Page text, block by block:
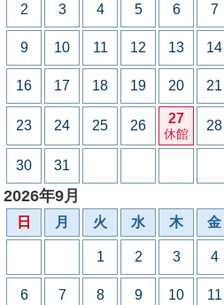
2 3 4 5 6 7
9 10 11 12 13 14
16 17 18 19 20 21
23 24 25 26 27
休館
28
30 31
2026年9月
日 月 火 水 木 金
1 2 3 4
6 7 8 9 10 11